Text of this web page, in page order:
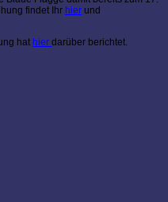
findet Ihr hier und
hat hier darüber berichtet.